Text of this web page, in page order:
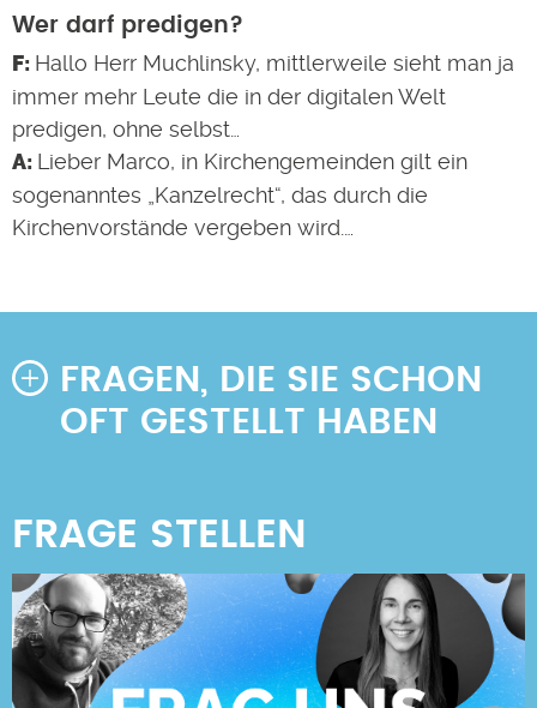
Wer darf predigen?
Hallo Herr Muchlinsky, mittlerweile sieht man ja
immer mehr Leute die in der digitalen Welt
predigen, ohne selbst…
Lieber Marco, in Kirchengemeinden gilt ein
sogenanntes „Kanzelrecht“, das durch die
Kirchenvorstände vergeben wird.…
FRAGEN, DIE SIE SCHON
OFT GESTELLT HABEN